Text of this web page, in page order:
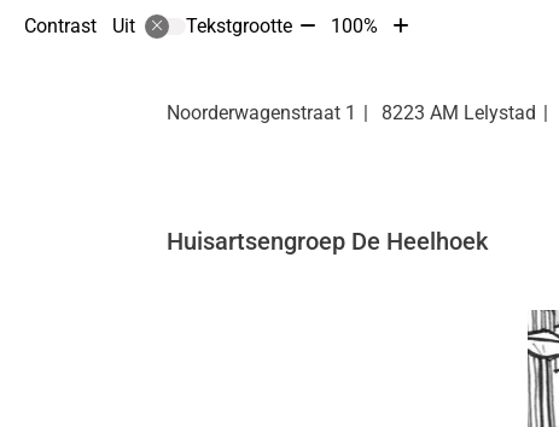
Contrast Uit Tekstgrootte Tekst
10%
100%
Tekst
10%
Noorderwagenstraat 1 8223 AM Lelystad
Huisartsengroep De Heelhoek